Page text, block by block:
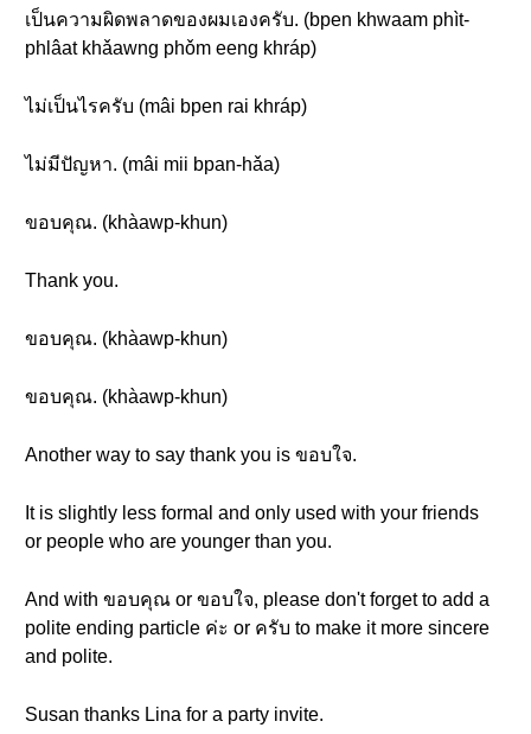
เป็นความผิดพลาดของผมเองครับ. (bpen khwaam phìt-
phlâat khǎawng phǒm eeng khráp)
ไม่เป็นไรครับ (mâi bpen rai khráp)
ไม่มีปัญหา. (mâi mii bpan-hǎa)
ขอบคุณ. (khàawp-khun)
Thank you.
ขอบคุณ. (khàawp-khun)
ขอบคุณ. (khàawp-khun)
Another way to say thank you is ขอบใจ.
It is slightly less formal and only used with your friends
or people who are younger than you.
And with ขอบคุณ or ขอบใจ, please don't forget to add a
polite ending particle ค่ะ or ครับ to make it more sincere
and polite.
Susan thanks Lina for a party invite.